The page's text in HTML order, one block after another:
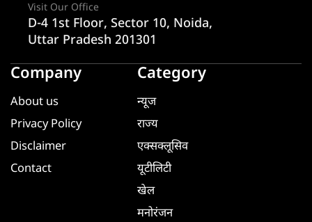
Visit Our Office
D-4 1st Floor, Sector 10, Noida,
Uttar Pradesh 201301
Company
About us
Privacy Policy
Disclaimer
Contact
Category
न्यूज
राज्य
एक्सक्लूसिव
यूटीलिटी
खेल
मनोरंजन